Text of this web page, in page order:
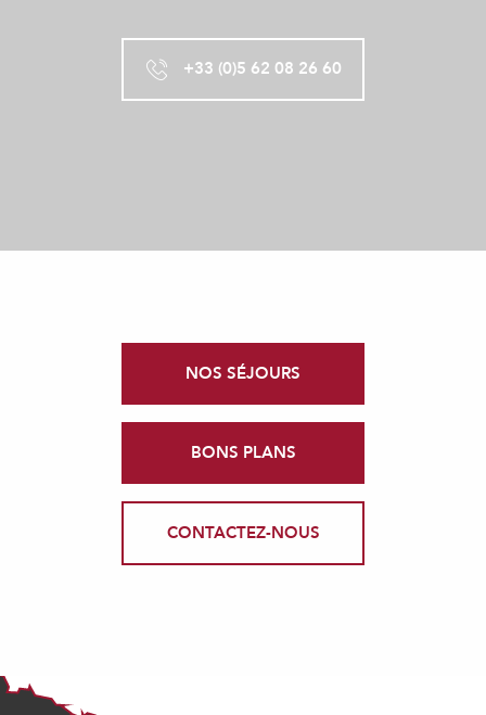
+33 (0)5 62 08 26 60
NOS SÉJOURS
BONS PLANS
CONTACTEZ-NOUS